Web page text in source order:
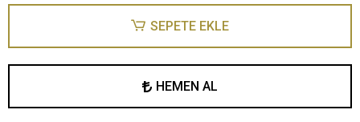
SEPETE EKLE
HEMEN AL